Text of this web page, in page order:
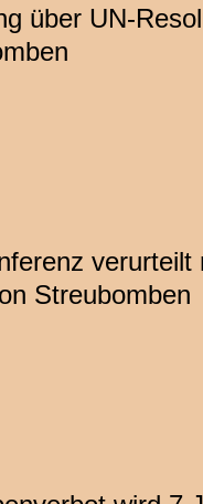
über UN-
verurteilt
Streubomben